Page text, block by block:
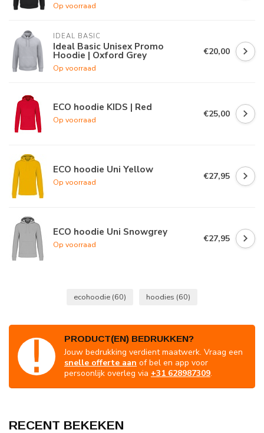
Op voorraad
IDEAL BASIC
Ideal Basic Unisex Promo
Hoodie | Oxford Grey
Op voorraad
€20,00
ECO hoodie KIDS | Red
Op voorraad
€25,00
ECO hoodie Uni Yellow
Op voorraad
€27,95
ECO hoodie Uni Snowgrey
Op voorraad
€27,95
ecohoodie (60) hoodies (60)
PRODUCT(EN) BEDRUKKEN?
Jouw bedrukking verdient maatwerk. Vraag een
snelle offerte aan of bel en app voor
persoonlijk overleg via +31 628987309.
RECENT BEKEKEN